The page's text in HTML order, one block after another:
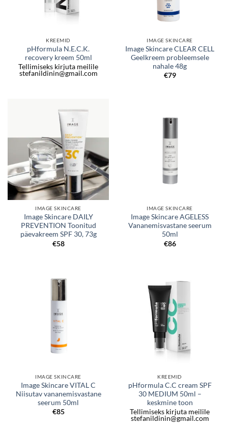
KREEMID
pHformula N.E.C.K.
recovery kreem 50ml
Tellimiseks kirjuta meilile
stefanildinin@gmail.com
IMAGE SKINCARE
Image Skincare CLEAR CELL
Geelkreem probleemsele
nahale 48g
€79
IMAGE SKINCARE
Image Skincare DAILY
PREVENTION Toonitud
päevakreem SPF 30, 73g
€58
IMAGE SKINCARE
Image Skincare AGELESS
Vananemisvastane seerum
50ml
€86
IMAGE SKINCARE
Image Skincare VITAL C
Niisutav vananemisvastane
seerum 50ml
€85
KREEMID
pHformula C.C cream SPF
30 MEDIUM 50ml –
keskmine toon
Tellimiseks kirjuta meilile
stefanildinin@gmail.com